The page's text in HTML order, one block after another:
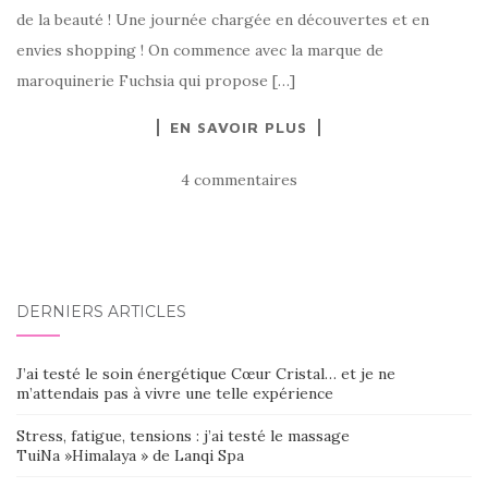
de la beauté ! Une journée chargée en découvertes et en
envies shopping ! On commence avec la marque de
maroquinerie Fuchsia qui propose […]
EN SAVOIR PLUS
4 commentaires
DERNIERS ARTICLES
J’ai testé le soin énergétique Cœur Cristal… et je ne
m’attendais pas à vivre une telle expérience
Stress, fatigue, tensions : j’ai testé le massage
TuiNa »Himalaya » de Lanqi Spa